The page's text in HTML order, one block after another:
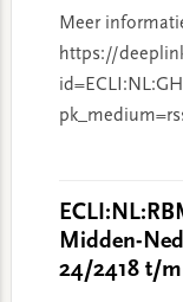
Meer
https://
Midden-
24/2418 t/